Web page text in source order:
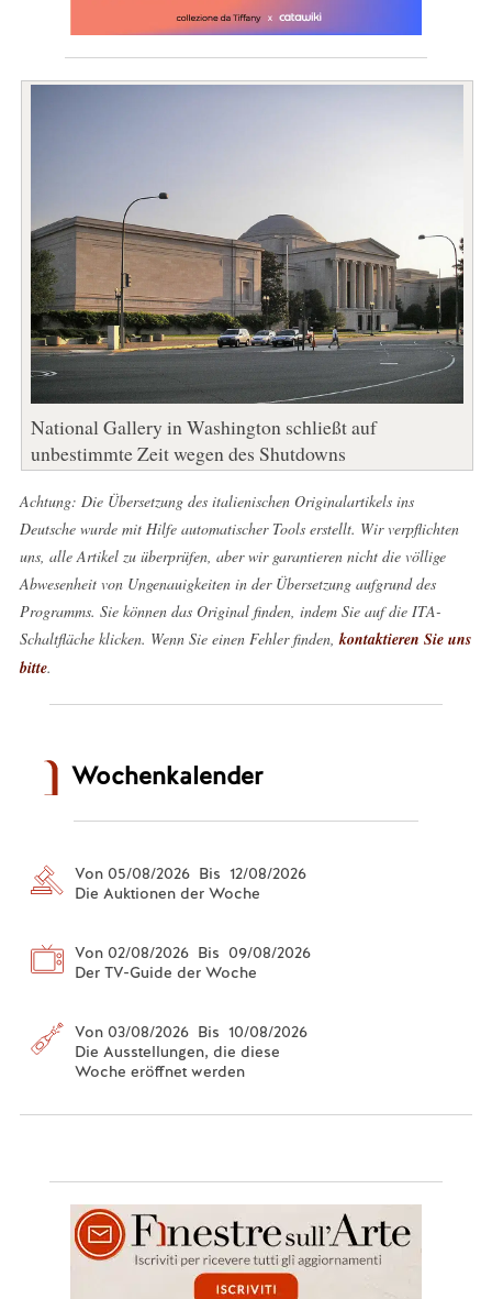
National Gallery in Washington schließt auf
unbestimmte Zeit wegen des Shutdowns
Achtung: Die Übersetzung des italienischen Originalartikels ins
Deutsche wurde mit Hilfe automatischer Tools erstellt. Wir verpflichten
uns, alle Artikel zu überprüfen, aber wir garantieren nicht die völlige
Abwesenheit von Ungenauigkeiten in der Übersetzung aufgrund des
Programms. Sie können das Original finden, indem Sie auf die ITA-
Schaltfläche klicken. Wenn Sie einen Fehler finden,kontaktieren Sie uns
bitte.
Wochenkalender
Von 05/08/2026 Bis 12/08/2026
Die Auktionen der Woche
Von 02/08/2026 Bis 09/08/2026
Der TV-Guide der Woche
Von 03/08/2026 Bis 10/08/2026
Die Ausstellungen, die diese
Woche eröffnet werden